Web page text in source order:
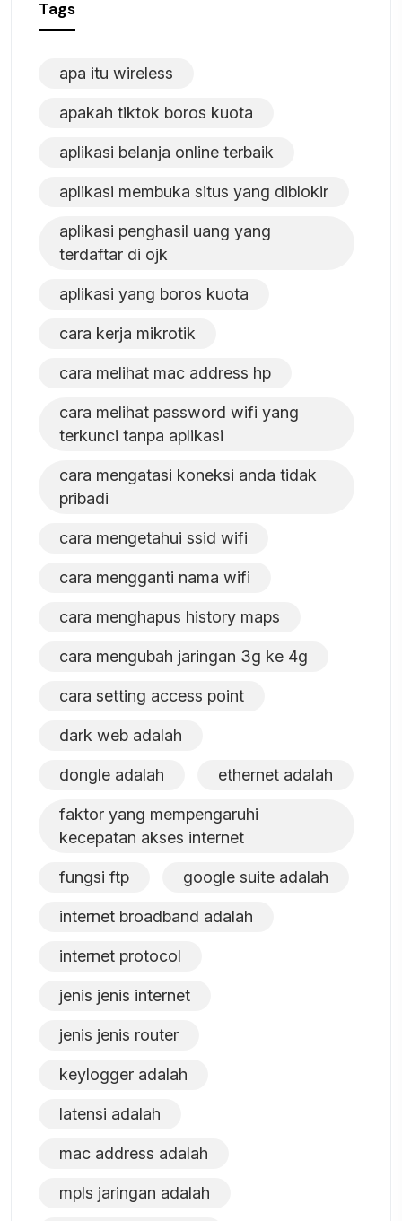
Tags
apa itu wireless
apakah tiktok boros kuota
aplikasi belanja online terbaik
aplikasi membuka situs yang diblokir
aplikasi penghasil uang yang
terdaftar di ojk
aplikasi yang boros kuota
cara kerja mikrotik
cara melihat mac address hp
cara melihat password wifi yang
terkunci tanpa aplikasi
cara mengatasi koneksi anda tidak
pribadi
cara mengetahui ssid wifi
cara mengganti nama wifi
cara menghapus history maps
cara mengubah jaringan 3g ke 4g
cara setting access point
dark web adalah
dongle adalah ethernet adalah
faktor yang mempengaruhi
kecepatan akses internet
fungsi ftp google suite adalah
internet broadband adalah
internet protocol
jenis jenis internet
jenis jenis router
keylogger adalah
latensi adalah
mac address adalah
mpls jaringan adalah